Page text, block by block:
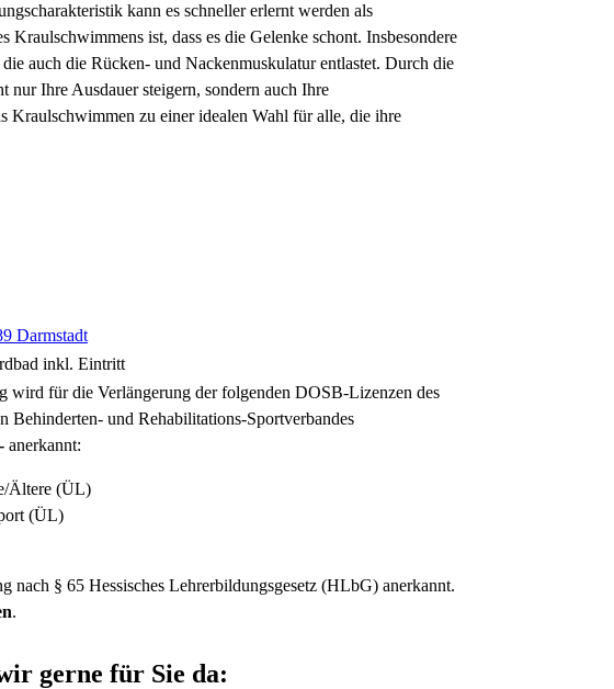
kann es schneller erlernt werden als
ist, dass es die Gelenke schont. Insbesondere
auch die Rücken- und Nackenmuskulatur entlastet. Durch die
Ihre Ausdauer steigern, sondern auch Ihre
Kraulschwimmen zu einer idealen Wahl für alle, die ihre
Darmstadt
inkl. Eintritt
wird für die Verlängerung der folgenden DOSB-Lizenzen des
Behinderten- und Rehabilitations-Sportverbandes
anerkannt:
Ältere (ÜL)
(ÜL)
nach § 65 Hessisches Lehrerbildungsgesetz (HLbG) anerkannt.
.
gerne für Sie da: